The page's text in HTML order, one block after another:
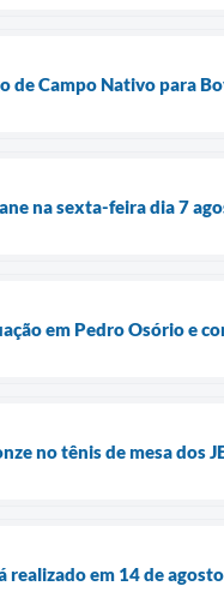
de Campo Nativo para
na sexta-feira dia 7
em Pedro Osório e
no tênis de mesa dos
realizado em 14 de agosto